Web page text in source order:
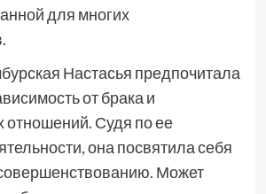
для многих
Настасья предпочитала
от брака и
отношений. Судя по ее
она посвятила себя
Может